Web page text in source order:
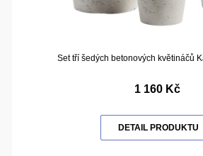
Set tří šedých betonových květináčů
1 160 Kč
DETAIL PRODUKTU